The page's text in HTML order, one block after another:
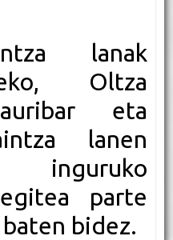
lanak
Oltza
eta
lanen
inguruko
parte
bidez.